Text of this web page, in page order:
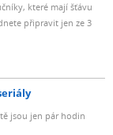
které mají šťávu
připravit jen ze 3
jsou jen pár hodin